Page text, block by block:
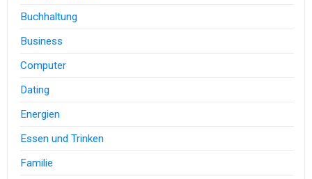
Buchhaltung
Business
Computer
Dating
Energien
Essen und Trinken
Familie